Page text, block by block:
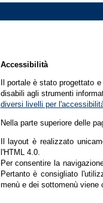
Accessibilità
Il portale è stato progettato
disabili agli strumenti
diversi livelli per
Nella parte superiore delle
Il layout è realizzato
l'HTML 4.0.
Per consentire la
Pertanto è consigliato
menù e dei sottomenù viene